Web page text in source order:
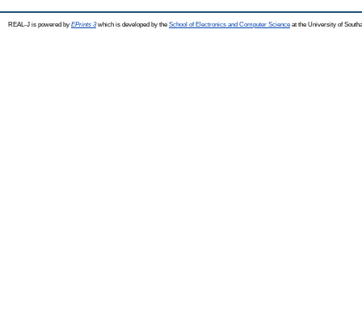
REAL-J is powered by EPrints 3which is developed by the School of Electronics and Computer Science at the University of